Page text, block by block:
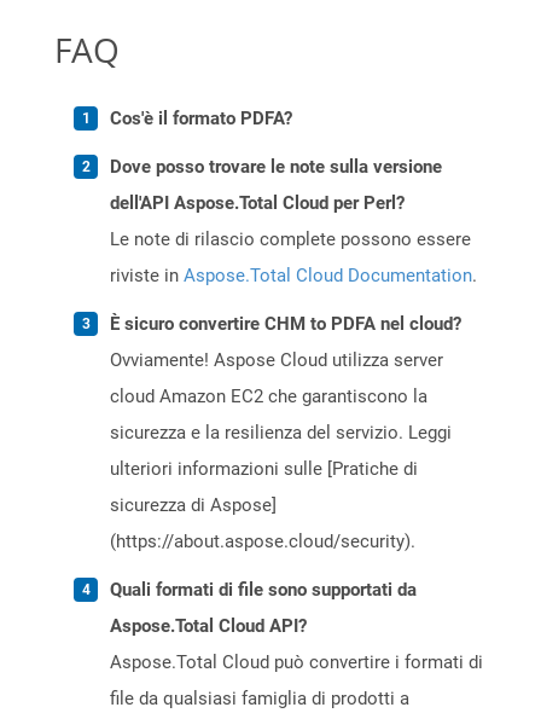
FAQ
Cos'è il formato PDFA?
Dove posso trovare le note sulla versione
dell'API Aspose.Total Cloud per Perl?
Le note di rilascio complete possono essere
riviste in Aspose.Total Cloud Documentation.
È sicuro convertire CHM to PDFA nel cloud?
Ovviamente! Aspose Cloud utilizza server
cloud Amazon EC2 che garantiscono la
sicurezza e la resilienza del servizio. Leggi
ulteriori informazioni sulle [Pratiche di
sicurezza di Aspose]
(https://about.aspose.cloud/security).
Quali formati di file sono supportati da
Aspose.Total Cloud API?
Aspose.Total Cloud può convertire i formati di
file da qualsiasi famiglia di prodotti a